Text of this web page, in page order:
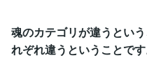
魂のカテゴリが違うとい
れぞれ違うということです